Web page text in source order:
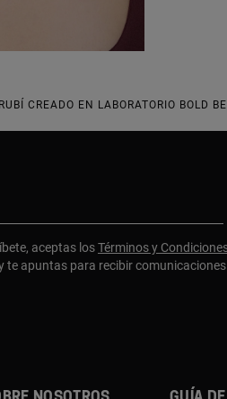
CREADO EN LABORATORIO BOLD
aceptas losTérminos y
te apuntas para recibir